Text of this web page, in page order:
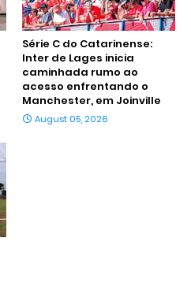
Série C do Catarinense:
Inter de Lages inicia
caminhada rumo ao
acesso enfrentando o
Manchester, em Joinville
August 05, 2026